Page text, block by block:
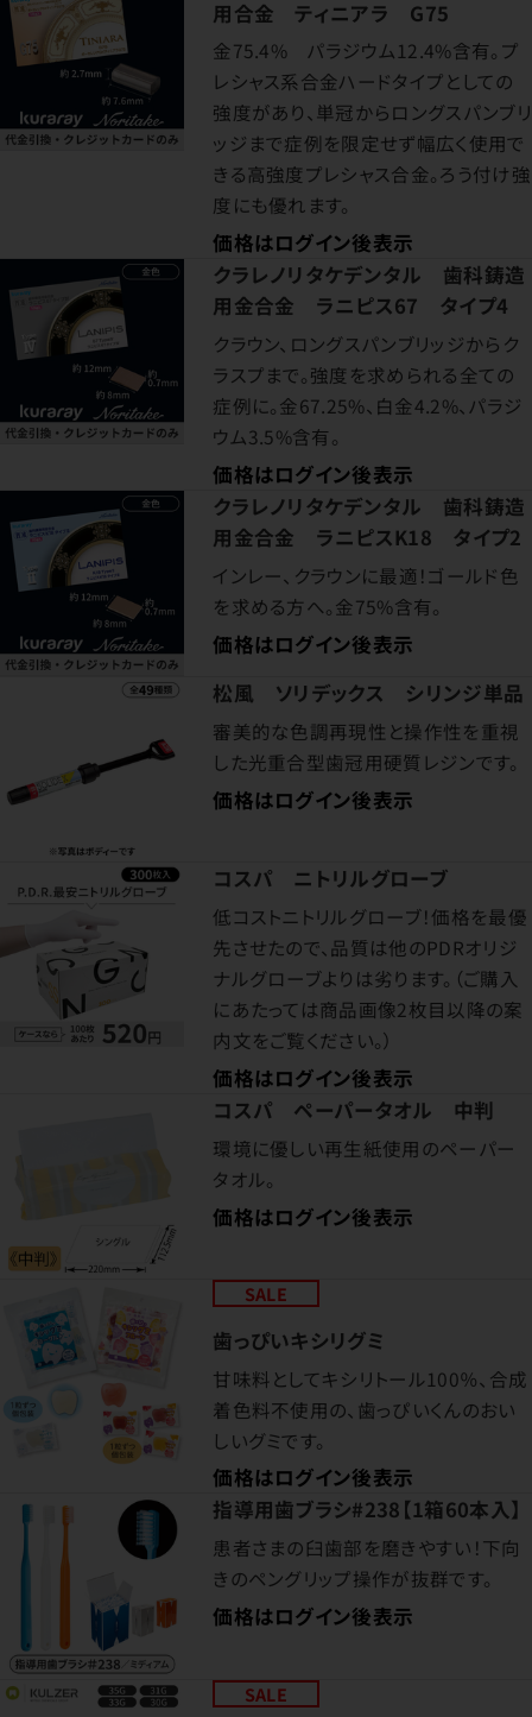
用合金 ティニアラ G75
金75.4% パラジウム12.4%含有。プ
レシャス系合金ハードタイプとしての
強度があり、単冠からロングスパンブリ
ッジまで症例を限定せず幅広く使用で
きる高強度プレシャス合金。ろう付け強
度にも優れます。
価格はログイン後表示
クラレノリタケデンタル 歯科鋳造
用金合金 ラニピス67 タイプ4
クラウン、ロングスパンブリッジからク
ラスプまで。強度を求められる全ての
症例に。金67.25%、白金4.2%、パラジ
ウム3.5%含有。
価格はログイン後表示
クラレノリタケデンタル 歯科鋳造
用金合金 ラニピスK18 タイプ2
インレー、クラウンに最適！ゴールド色
を求める方へ。金75%含有。
価格はログイン後表示
松風 ソリデックス シリンジ単品
審美的な色調再現性と操作性を重視
した光重合型歯冠用硬質レジンです。
価格はログイン後表示
コスパ ニトリルグローブ
低コストニトリルグローブ！価格を最優
先させたので、品質は他のPDRオリジ
ナルグローブよりは劣ります。（ご購入
にあたっては商品画像2枚目以降の案
内文をご覧ください。）
価格はログイン後表示
コスパ ペーパータオル 中判
環境に優しい再生紙使用のペーパー
タオル。
価格はログイン後表示
SALE
歯っぴいキシリグミ
甘味料としてキシリトール100％、合成
着色料不使用の、歯っぴいくんのおい
しいグミです。
価格はログイン後表示
指導用歯ブラシ#238【1箱60本入】
患者さまの臼歯部を磨きやすい！下向
きのペングリップ操作が抜群です。
価格はログイン後表示
SALE